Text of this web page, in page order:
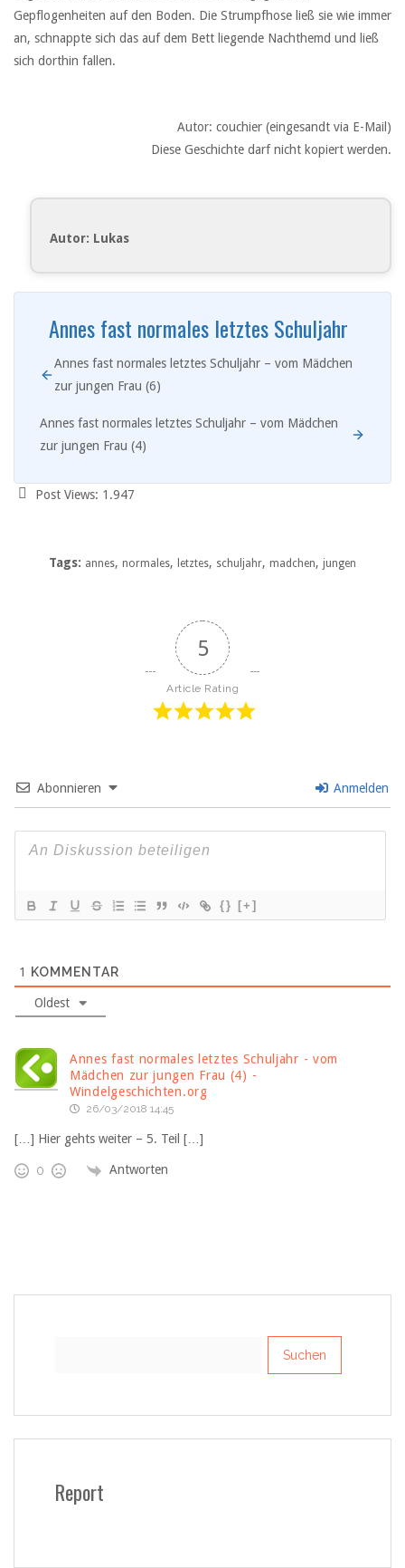
Gepflogenheiten auf den Boden. Die Strumpfhose ließ sie wie immer
an, schnappte sich das auf dem Bett liegende Nachthemd und ließ
sich dorthin fallen.
Autor: couchier (eingesandt via E-Mail)
Diese Geschichte darf nicht kopiert werden.
Autor: Lukas
Annes fast normales letztes Schuljahr
Annes fast normales letztes Schuljahr – vom Mädchen
zur jungen Frau (6)
Annes fast normales letztes Schuljahr – vom Mädchen
zur jungen Frau (4)
Post Views: 1.947
Tags: annes, normales, letztes, schuljahr, madchen, jungen
5
Article Rating
Abonnieren Anmelden
{} [+]
1 KOMMENTAR
Oldest
Annes fast normales letztes Schuljahr - vom
Mädchen zur jungen Frau (4) -
Windelgeschichten.org
26/03/2018 14:45
[…] Hier gehts weiter – 5. Teil […]
0 Antworten
Report